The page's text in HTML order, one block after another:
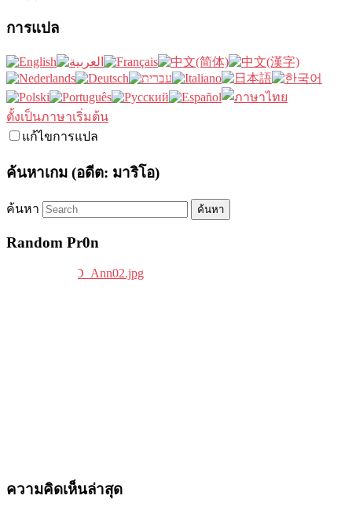
การแปล
ตั้งเป็นภาษาเริ่มต้น
แก้ไขการแปล
ค้นหาเกม (อดีต: มาริโอ)
ค้นหา
Random Pr0n
ความคิดเห็นล่าสุด